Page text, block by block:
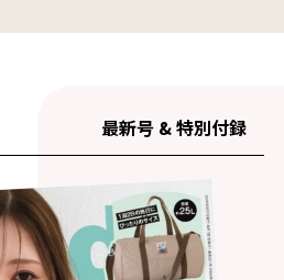
最新号 & 特別付録